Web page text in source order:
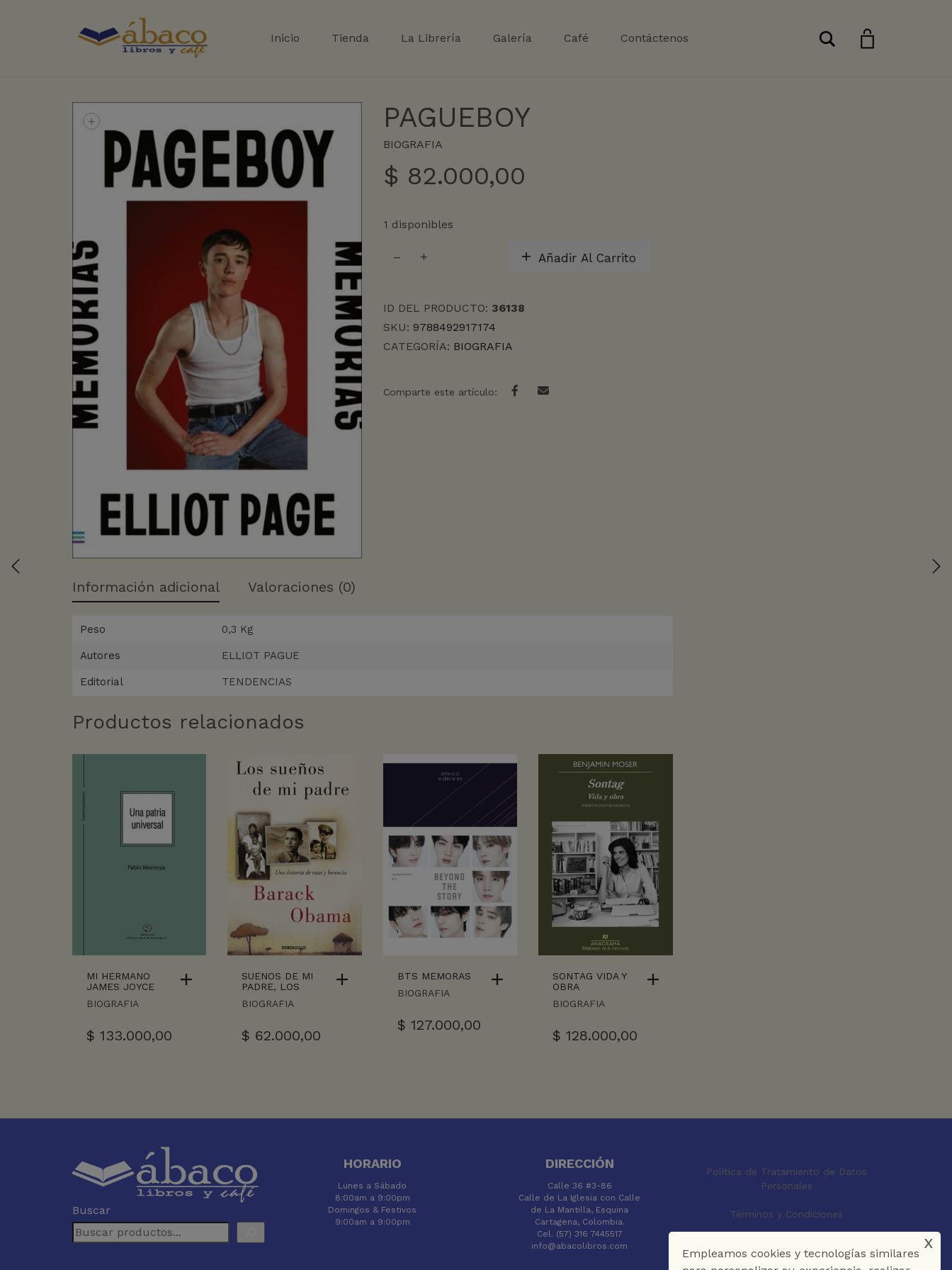
Inicio Tienda La Librería Galería Café Contáctenos Buscar
+ PAGUEBOY
BIOGRAFIA
$ 82.000,00
1 disponibles
cantidad
Añadir Al Carrito
ID DEL PRODUCTO: 36138
SKU: 9788492917174
CATEGORÍA: BIOGRAFIA
Comparte este artículo:
Información adicional Valoraciones (0)
Peso 0,3 Kg
Autores ELLIOT PAGUE
Editorial TENDENCIAS
Productos relacionados
MI HERMANO
JAMES JOYCE
BIOGRAFIA
$ 133.000,00
SUENOS DE MI
PADRE, LOS
BIOGRAFIA
$ 62.000,00
BTS MEMORAS
BIOGRAFIA
$ 127.000,00
SONTAG VIDA Y
OBRA
BIOGRAFIA
$ 128.000,00
Buscar
HORARIO
Lunes a Sábado
8:00am a 9:00pm
Domingos & Festivos
9:00am a 9:00pm
DIRECCIÓN
Calle 36 #3-86
Calle de La Iglesia con Calle
de La Mantilla, Esquina
Cartagena, Colombia.
Cel. (57) 316 7445517
info@abacolibros.com
Política de Tratamiento de Datos
Personales
Términos y Condiciones
Empleamos cookies y tecnologías similares
x